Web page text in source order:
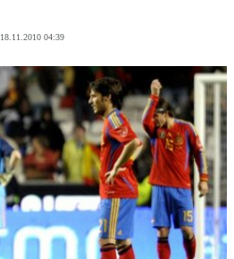
18.11.2010 04:39